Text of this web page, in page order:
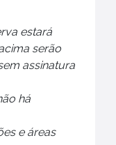
estará
serão
assinatura
há
e áreas